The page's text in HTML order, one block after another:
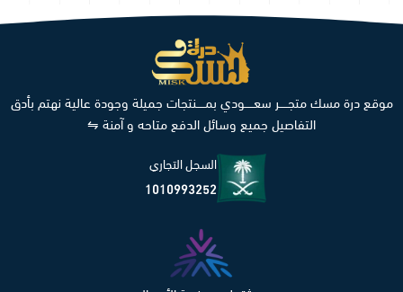
موقع درة مسك متجـــــر سعـــــودي بمـــــنتجات جميلة وجودة عالية نهتم بأدق
التفاصيل جميع وسائل الدفع متاحه و آمنة ⇋
السجل التجاري
1010993252